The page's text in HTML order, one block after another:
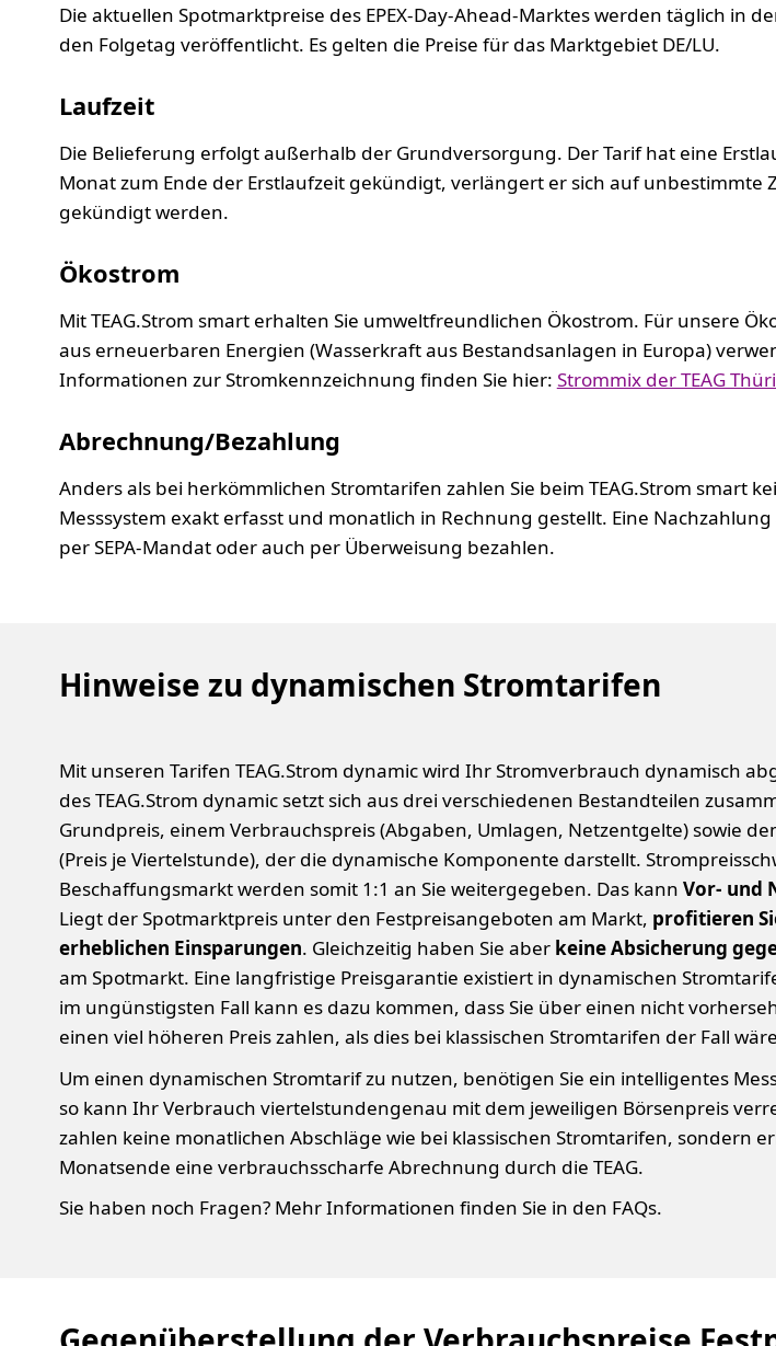
Die aktuellen Spotmarktpreise des EPEX-Day-Ahead-Marktes werden täglich in
den Folgetag veröffentlicht. Es gelten die Preise für das Marktgebiet DE/LU.
Laufzeit
Die Belieferung erfolgt außerhalb der Grundversorgung. Der Tarif hat eine
Monat zum Ende der Erstlaufzeit gekündigt, verlängert er sich auf
gekündigt werden.
Ökostrom
Mit TEAG.Strom smart erhalten Sie umweltfreundlichen Ökostrom. Für unsere
aus erneuerbaren Energien (Wasserkraft aus Bestandsanlagen in Europa)
Informationen zur Stromkennzeichnung finden Sie hier: Strommix der TEAG
Abrechnung/Bezahlung
Anders als bei herkömmlichen Stromtarifen zahlen Sie beim TEAG.Strom smart
Messsystem exakt erfasst und monatlich in Rechnung gestellt. Eine
per SEPA-Mandat oder auch per Überweisung bezahlen.
Hinweise zu dynamischen Stromtarifen
Mit unseren Tarifen TEAG.Strom dynamic wird Ihr Stromverbrauch dynamisch
des TEAG.Strom dynamic setzt sich aus drei verschiedenen Bestandteilen
Grundpreis, einem Verbrauchspreis (Abgaben, Umlagen, Netzentgelte) sowie
(Preis je Viertelstunde), der die dynamische Komponente darstellt.
Beschaffungsmarkt werden somit 1:1 an Sie weitergegeben. Das kann Vor- und
Liegt der Spotmarktpreis unter den Festpreisangeboten am Markt, profitieren
erheblichen Einsparungen. Gleichzeitig haben Sie aber keine Absicherung
am Spotmarkt. Eine langfristige Preisgarantie existiert in dynamischen
im ungünstigsten Fall kann es dazu kommen, dass Sie über einen nicht
einen viel höheren Preis zahlen, als dies bei klassischen Stromtarifen der Fall
Um einen dynamischen Stromtarif zu nutzen, benötigen Sie ein intelligentes
so kann Ihr Verbrauch viertelstundengenau mit dem jeweiligen Börsenpreis
zahlen keine monatlichen Abschläge wie bei klassischen Stromtarifen, sondern
Monatsende eine verbrauchsscharfe Abrechnung durch die TEAG.
Sie haben noch Fragen? Mehr Informationen finden Sie in den FAQs.